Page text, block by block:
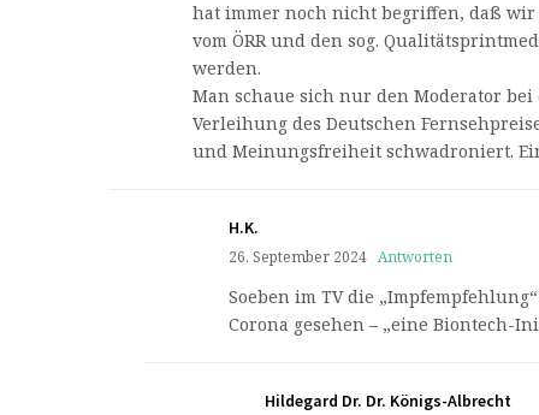
hat immer noch nicht begriffen, daß
vom ÖRR und den sog.
werden.
Man schaue sich nur den Moderator
Verleihung des Deutschen
und Meinungsfreiheit schwadroniert.
H.K.
26. September 2024 Antworten
Soeben im TV die
Corona gesehen – „eine Biontech-
Hildegard Dr. Dr. Königs-Albrecht